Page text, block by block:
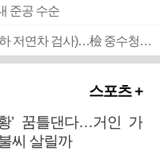
준공 수순
■ 검사 신분 버리고 직급하향(10년 이하 저연차 검사)…檢 중수청행 기피
스포츠 +
’ 꿈틀댄다…거인 가
씨 살릴까